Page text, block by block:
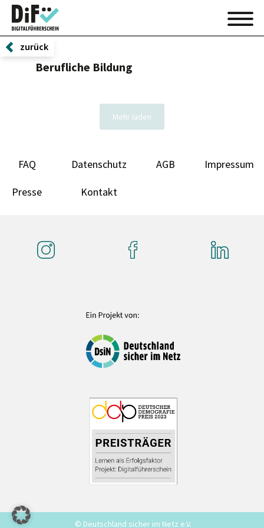
zurück
Berufliche Bildung
Mehr laden
FAQ Datenschutz AGB Impressum
Presse Kontakt
© Deutschland sicher im Netz e.V.